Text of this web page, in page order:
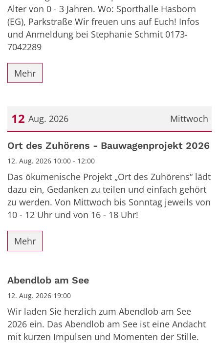
Alter von 0 - 3 Jahren. Wo: Sporthalle Hasborn
(EG), Parkstraße Wir freuen uns auf Euch! Infos
und Anmeldung bei Stephanie Schmit 0173-
7042289
Mehr
Mittwoch
12 Aug. 2026
Datum: 12. August 2026
Ort des Zuhörens - Bauwagenprojekt 2026
12. Aug. 2026 10:00 - 12:00
Das ökumenische Projekt „Ort des Zuhörens“ lädt
dazu ein, Gedanken zu teilen und einfach gehört
zu werden. Von Mittwoch bis Sonntag jeweils von
10 - 12 Uhr und von 16 - 18 Uhr!
Mehr
Abendlob am See
12. Aug. 2026 19:00
Wir laden Sie herzlich zum Abendlob am See
2026 ein. Das Abendlob am See ist eine Andacht
mit kurzen Impulsen und Momenten der Stille.